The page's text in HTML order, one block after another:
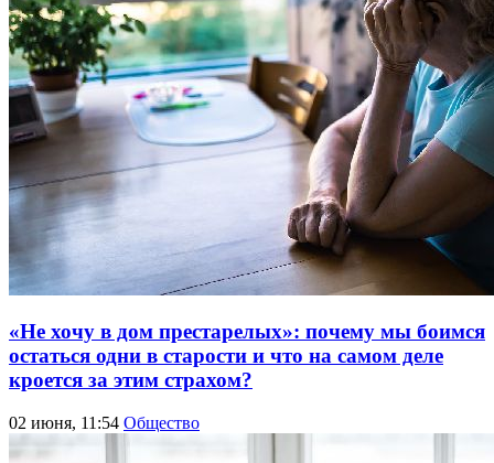
«Не хочу в дом престарелых»: почему мы боимся
остаться одни в старости и что на самом деле
кроется за этим страхом?
02 июня, 11:54 Общество